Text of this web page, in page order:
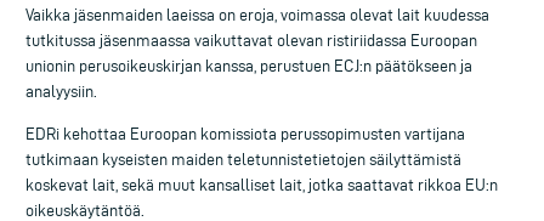
Vaikka jäsenmaiden laeissa on eroja, voimassa olevat lait kuudessa
tutkitussa jäsenmaassa vaikuttavat olevan ristiriidassa Euroopan
unionin perusoikeuskirjan kanssa, perustuen ECJ:n päätökseen ja
analyysiin.
EDRi kehottaa Euroopan komissiota perussopimusten vartijana
tutkimaan kyseisten maiden teletunnistetietojen säilyttämistä
koskevat lait, sekä muut kansalliset lait, jotka saattavat rikkoa EU:n
oikeuskäytäntöä.